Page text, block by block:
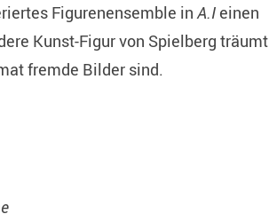
Figurenensemble in A.I einen
Kunst-Figur von Spielberg träumt
fremde Bilder sind.